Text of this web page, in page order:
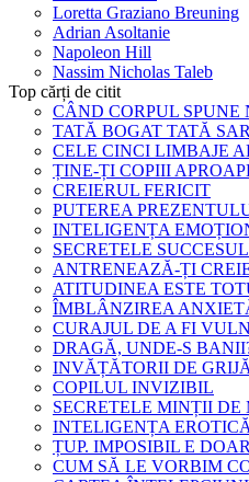
Loretta Graziano Breuning
Adrian Asoltanie
Napoleon Hill
Nassim Nicholas Taleb
Top cărți de citit
CÂND CORPUL SPUNE
TATĂ BOGAT TATĂ
CELE CINCI LIMBAJE
ȚINE-ȚI COPIII
CREIERUL FERICIT
PUTEREA
INTELIGENȚA
SECRETELE
ANTRENEAZĂ-ȚI
ATITUDINEA ESTE
ÎMBLÂNZIREA
CURAJUL DE A FI
DRAGĂ, UNDE-S
INVĂȚĂTORII DE
COPILUL INVIZIBIL
SECRETELE MINȚII DE
INTELIGENȚA EROTICĂ
ȚUP. IMPOSIBIL E
CUM SĂ LE VORBIM